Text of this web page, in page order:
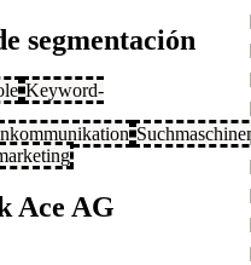
segmentación
Keyword-
Ace AG